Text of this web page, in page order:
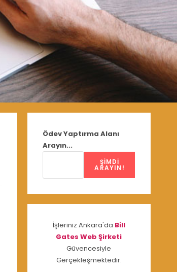
Ödev Yaptırma Alanı
Arayın...
ŞIMDI
ARAYIN!
İşleriniz Ankara'da Bill
Gates Web Şirketi
Güvencesiyle
Gerçekleşmektedir.